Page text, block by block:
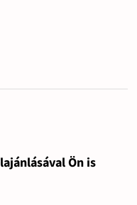
Ön is